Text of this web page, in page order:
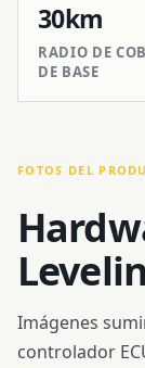
30km
RADIO DE
DE BASE
FOTOS DEL
Imágenes
controlador